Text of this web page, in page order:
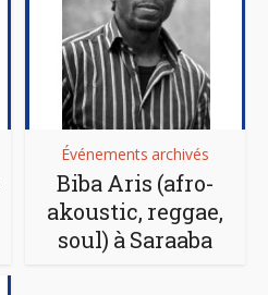
Événements archivés
Biba Aris (afro-
akoustic, reggae,
soul) à Saraaba